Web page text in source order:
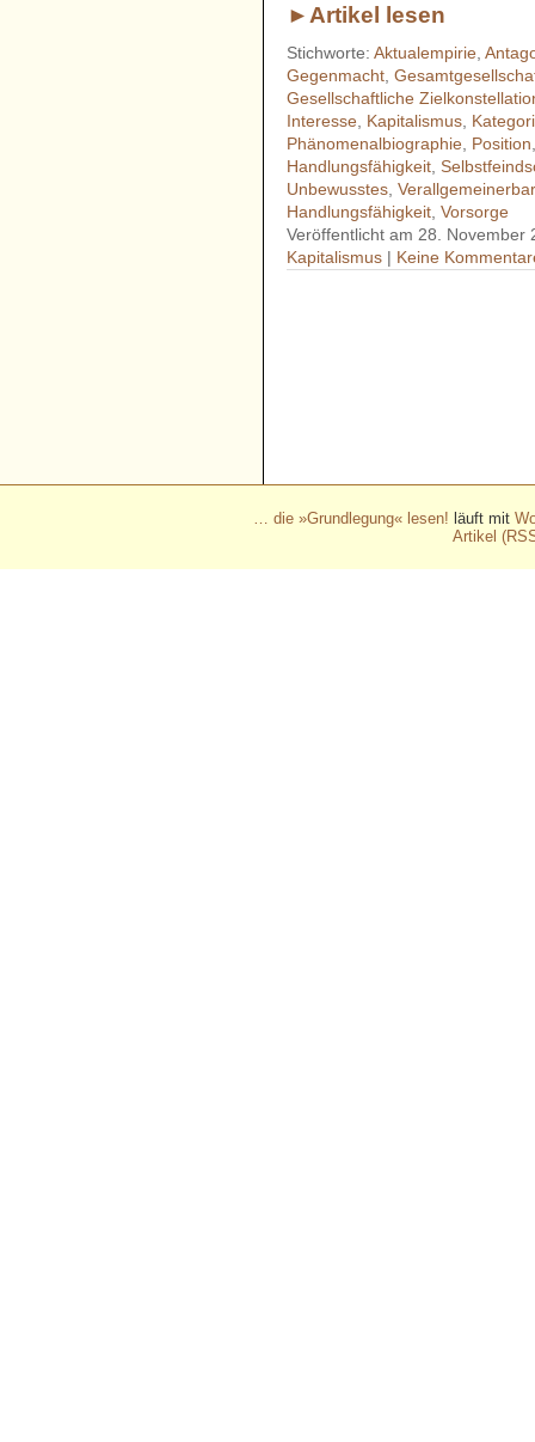
►Artikel lesen
Stichworte:Aktualempirie ,
Gegenmacht ,
Gesellschaftliche
Interesse Kapitalismus
Phänomenalbiographie Position
Handlungsfähigkeit ,
Unbewusstes ,
Handlungsfähigkeit ,Vorsorge
Veröffentlicht am 28. November
Kapitalismus | Keine
… die »Grundlegung« lesen! läuft mit
Artikel